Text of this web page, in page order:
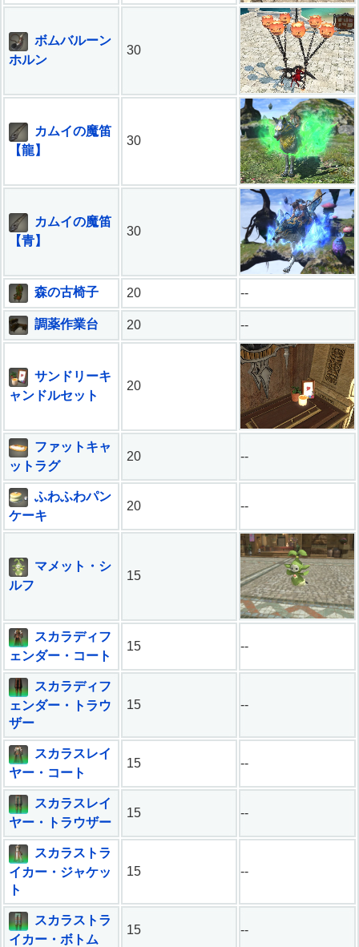
ボムバルーン
ホルン
30
カムイの魔笛
【龍】
30
カムイの魔笛
【青】
30
森の古椅子 20 --
調薬作業台 20 --
サンドリーキ
ャンドルセット
20
ファットキャ
ットラグ
20 --
ふわふわパン
ケーキ
20 --
マメット・シ
ルフ
15
スカラディフ
ェンダー・コート
15 --
スカラディフ
ェンダー・トラウ
ザー
15 --
スカラスレイ
ヤー・コート
15 --
スカラスレイ
ヤー・トラウザー
15 --
スカラストラ
イカー・ジャケッ
ト
15 --
スカラストラ
イカー・ボトム
15 --